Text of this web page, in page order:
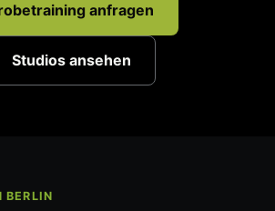
anfragen
Studios ansehen
BERLIN